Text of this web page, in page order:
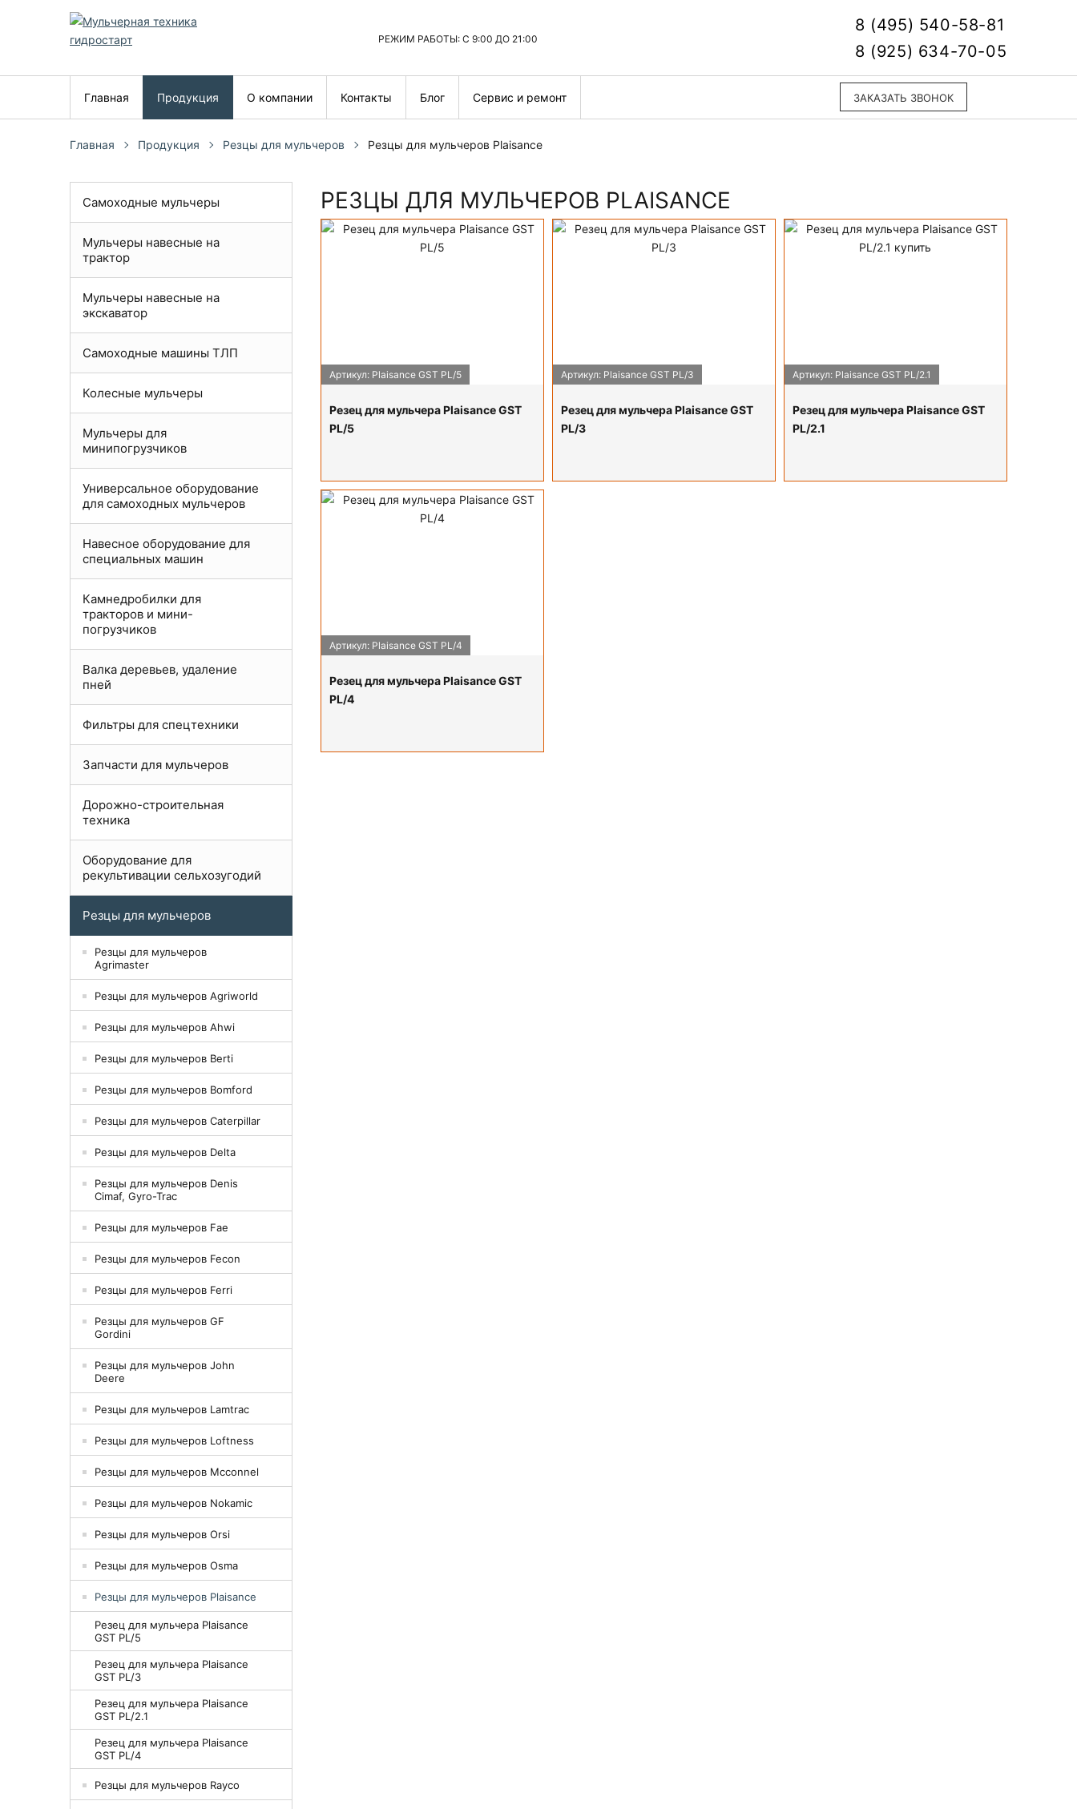
8 (495) 540-58-81
8 (925) 634-70-05
РЕЖИМ РАБОТЫ: С 9:00 ДО 21:00
ЗАКАЗАТЬ ЗВОНОК
Главная Продукция О компании Контакты Блог Сервис и ремонт
Главная Продукция Резцы для мульчеров Резцы для мульчеров Plaisance
РЕЗЦЫ ДЛЯ МУЛЬЧЕРОВ PLAISANCE
Каталог резцов для мульчера
Артикул: Plaisance GST PL/5
Резец для мульчера Plaisance GST
PL/5
Артикул: Plaisance GST PL/3
Резец для мульчера Plaisance GST
PL/3
Артикул: Plaisance GST PL/2.1
Резец для мульчера Plaisance GST
PL/2.1
Артикул: Plaisance GST PL/4
Резец для мульчера Plaisance GST
PL/4
Самоходные мульчеры
Мульчеры навесные на
трактор
Мульчеры навесные на
экскаватор
Самоходные машины ТЛП
Колесные мульчеры
Мульчеры для
минипогрузчиков
Универсальное оборудование
для самоходных мульчеров
Навесное оборудование для
специальных машин
Камнедробилки для
тракторов и мини-
погрузчиков
Валка деревьев, удаление
пней
Фильтры для спецтехники
Запчасти для мульчеров
Дорожно-строительная
техника
Оборудование для
рекультивации сельхозугодий
Резцы для мульчеров
Резцы для мульчеров
Agrimaster
Резцы для мульчеров Agriworld
Резцы для мульчеров Ahwi
Резцы для мульчеров Berti
Резцы для мульчеров Bomford
Резцы для мульчеров Caterpillar
Резцы для мульчеров Delta
Резцы для мульчеров Denis
Cimaf, Gyro-Trac
Резцы для мульчеров Fae
Резцы для мульчеров Fecon
Резцы для мульчеров Ferri
Резцы для мульчеров GF
Gordini
Резцы для мульчеров John
Deere
Резцы для мульчеров Lamtrac
Резцы для мульчеров Loftness
Резцы для мульчеров Mcconnel
Резцы для мульчеров Nokamic
Резцы для мульчеров Orsi
Резцы для мульчеров Osma
Резцы для мульчеров Plaisance
Резец для мульчера Plaisance
GST PL/5
Резец для мульчера Plaisance
GST PL/3
Резец для мульчера Plaisance
GST PL/2.1
Резец для мульчера Plaisance
GST PL/4
Резцы для мульчеров Rayco